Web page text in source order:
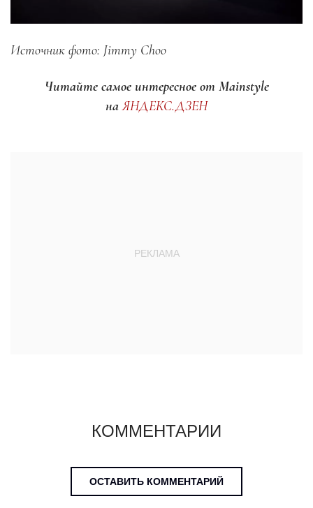
Источник фото: Jimmy Choo
Читайте самое интересное от Mainstyle
наЯНДЕКС.ДЗЕН
КОММЕНТАРИИ
ОСТАВИТЬ КОММЕНТАРИЙ